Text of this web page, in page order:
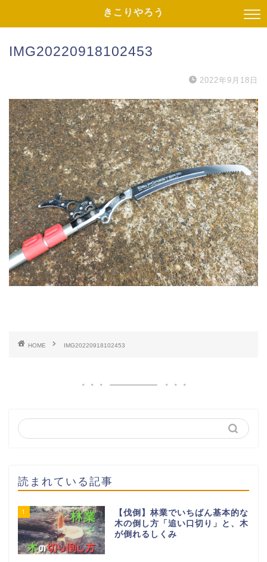
きこりやろう
IMG20220918102453
2022年9月18日
HOME IMG20220918102453
読まれている記事
1
【伐倒】林業でいちばん基本的な
木の倒し方「追い口切り」と、木
が倒れるしくみ